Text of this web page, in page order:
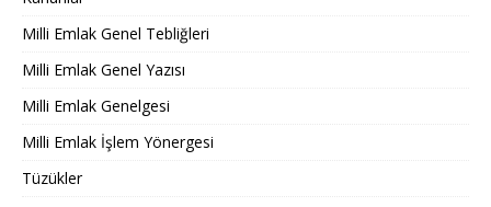
Milli Emlak Genel Tebliğleri
Milli Emlak Genel Yazısı
Milli Emlak Genelgesi
Milli Emlak İşlem Yönergesi
Tüzükler